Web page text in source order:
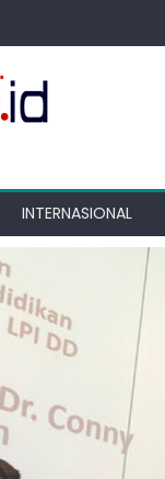
INTERNASIONAL